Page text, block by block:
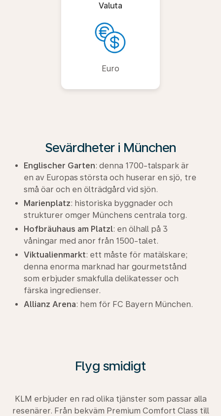
Valuta
Euro
Sevärdheter i München
Englischer Garten: denna 1700-talspark är
en av Europas största och huserar en sjö, tre
små öar och en ölträdgård vid sjön.
Marienplatz: historiska byggnader och
strukturer omger Münchens centrala torg.
Hofbräuhaus am Platzl: en ölhall på 3
våningar med anor från 1500-talet.
Viktualienmarkt: ett måste för matälskare;
denna enorma marknad har gourmetstånd
som erbjuder smakfulla delikatesser och
färska ingredienser.
Allianz Arena: hem för FC Bayern München.
Flyg smidigt
KLM erbjuder en rad olika tjänster som passar alla
resenärer. Från bekväm Premium Comfort Class till